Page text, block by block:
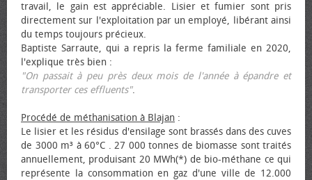
travail, le gain est appréciable. Lisier et fumier sont pris
directement sur l'exploitation par un employé, libérant ainsi
du temps toujours précieux.
Baptiste Sarraute, qui a repris la ferme familiale en 2020,
l'explique très bien :
"On passait à peu près deux mois de l'année à épandre et
transporter ces effluents".
Procédé de méthanisation à Blajan :
Le lisier et les résidus d'ensilage sont brassés dans des cuves
de 3000 m³ à 60°C . 27 000 tonnes de biomasse sont traités
annuellement, produisant 20 MWh(*) de bio-méthane ce qui
représente la consommation en gaz d'une ville de 12.000